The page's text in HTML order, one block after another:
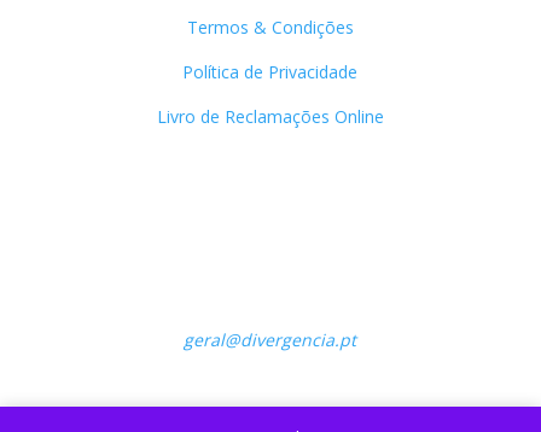
Termos & Condições
Política de Privacidade
Livro de Reclamações Online
geral@divergencia.pt